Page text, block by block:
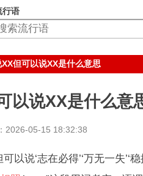
行语
但可以说XX是什么意思
以说XX是什么意
2026-05-15 18:32:38
说‘志在必得’‘万无一失’‘